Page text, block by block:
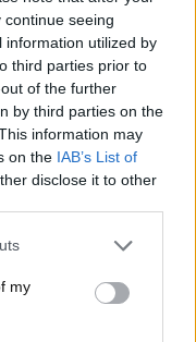
seeing
information utilized by
third parties prior to
of the further
by third parties on the
information may
on the IAB’s List of
disclose it to other
my
Valtteri
Cadillac:
che saranno
in vista della
Le valutazioni
in ballo anche dei